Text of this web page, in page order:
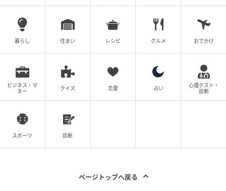
暮らし 住まい レシピ グルメ おでかけ
ビジネス・マ
ネー
クイズ 恋愛 占い
心理テスト・
診断
スポーツ 診断
ページトップへ戻る